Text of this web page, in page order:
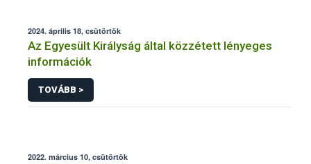
2024. április 18, csütörtök
Az Egyesült Királyság által közzétett lényeges
információk
TOVÁBB >
2022. március 10, csütörtök